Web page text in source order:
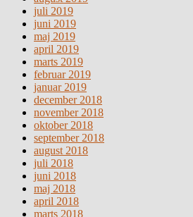
juli 2019
juni 2019
maj 2019
april 2019
marts 2019
februar 2019
januar 2019
december 2018
november 2018
oktober 2018
september 2018
august 2018
juli 2018
juni 2018
maj 2018
april 2018
marts 2018